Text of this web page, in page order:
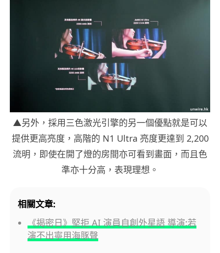
▲另外，採用三色激光引擎的另一個優點就是可以
提供更高亮度，高階的 N1 Ultra 亮度更達到 2,200
流明，即使在開了燈的房間亦可看到畫面，而且色
準亦十分高，表現理想。
相關文章:
《揭密日》堅拒 AI 演員自創外星語 導演:若
演不出寧用海豚聲